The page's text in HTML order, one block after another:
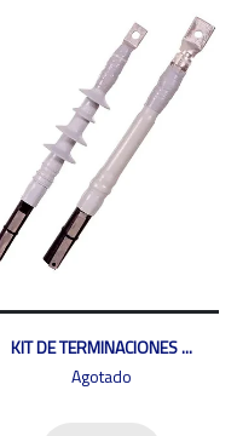
KIT DE TERMINACIONES ...
Agotado